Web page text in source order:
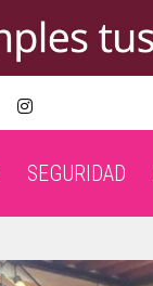
SEGURIDAD